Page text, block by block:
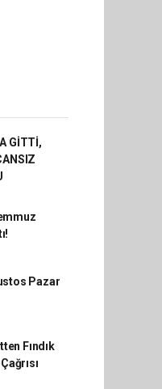
GİTTİ,
Pazar
Fındık